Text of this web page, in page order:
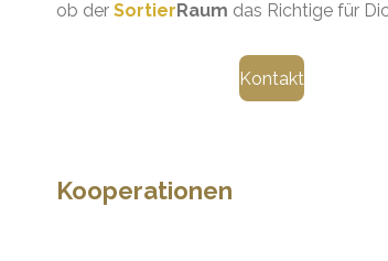
ob der Sortier Raum das Richtige für
Kontakt
Kooperationen